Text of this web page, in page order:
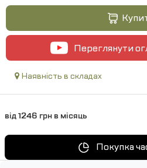
Переглянути
Наявність в складах
від 1246 грн в місяць
Покупка